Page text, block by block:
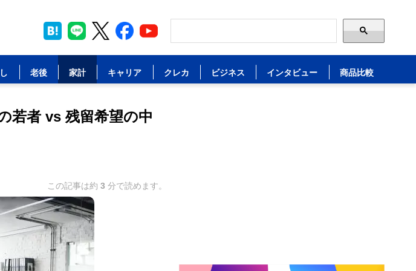
老後 家計 キャリア クレカ ビジネス インタビュー 商品比較
若者 vs 残留希望の中
この記事は約 3 分で読めます。